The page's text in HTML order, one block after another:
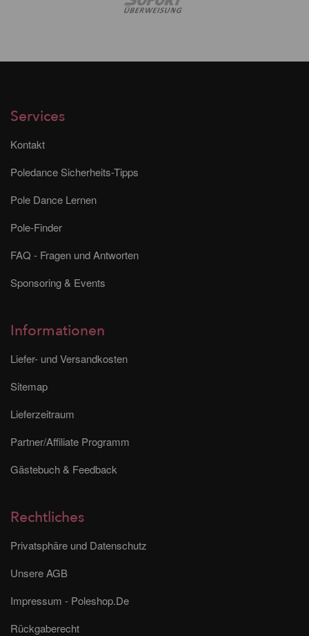
Services
Kontakt
Poledance Sicherheits-Tipps
Pole Dance Lernen
Pole-Finder
FAQ - Fragen und Antworten
Sponsoring & Events
Informationen
Liefer- und Versandkosten
Sitemap
Lieferzeitraum
Partner/Affiliate Programm
Gästebuch & Feedback
Rechtliches
Privatsphäre und Datenschutz
Unsere AGB
Impressum - Poleshop.De
Rückgaberecht